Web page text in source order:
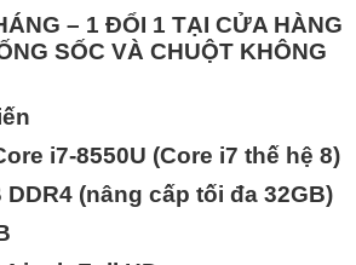
– 1 ĐỔI 1 TẠI CỬA HÀNG
SỐC VÀ CHUỘT KHÔNG
i7-8550U (Core i7 thế hệ 8)
DDR4 (nâng cấp tối đa 32GB)